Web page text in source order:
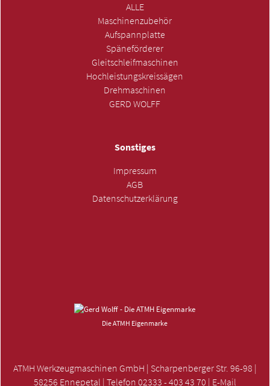
ALLE
Maschinenzubehör
Aufspannplatte
Späneförderer
Gleitschleifmaschinen
Hochleistungskreissägen
Drehmaschinen
GERD WOLFF
Sonstiges
Impressum
AGB
Datenschutzerklärung
Die ATMH Eigenmarke
ATMH Werkzeugmaschinen GmbH | Scharpenberger Str. 96-98 |
58256 Ennepetal | Telefon 02333 - 403 43 70 | E-Mail